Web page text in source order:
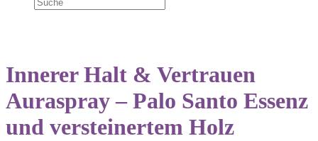
Innerer Halt & Vertrauen
Auraspray – Palo Santo Essenz
und versteinertem Holz